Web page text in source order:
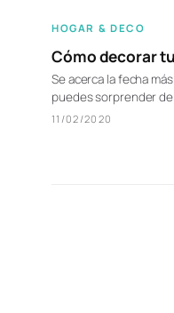
HOGAR & DECO
Cómo decorar
Se acerca la fecha
puedes sorprender
11/02/2020